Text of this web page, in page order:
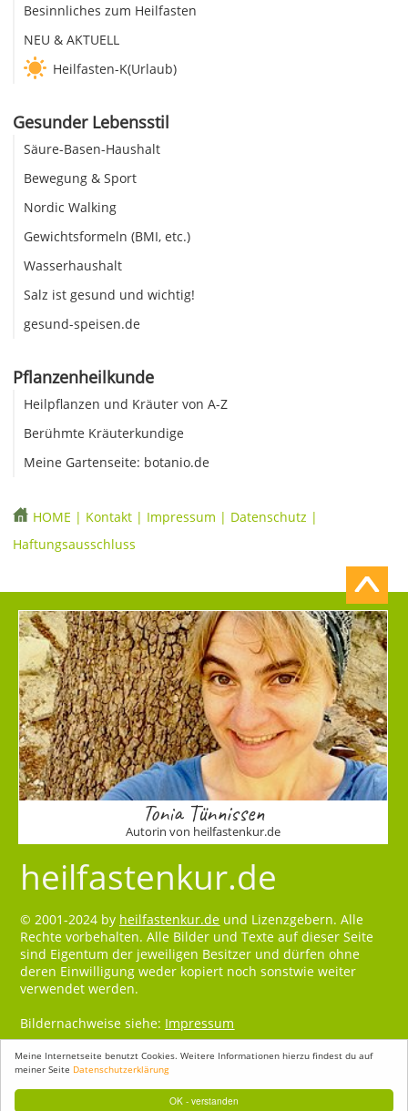
OK - verstanden
Meine Internetseite benutzt Cookies. Weitere Informationen hierzu findest du auf
meiner Seite Datenschutzerklärung
Besinnliches zum Heilfasten
NEU & AKTUELL
Heilfasten-K(Urlaub)
Gesunder Lebensstil
Säure-Basen-Haushalt
Bewegung & Sport
Nordic Walking
Gewichtsformeln (BMI, etc.)
Wasserhaushalt
Salz ist gesund und wichtig!
gesund-speisen.de
Pflanzenheilkunde
Heilpflanzen und Kräuter von A-Z
Berühmte Kräuterkundige
Meine Gartenseite: botanio.de
HOME | Kontakt | Impressum | Datenschutz |
Haftungsausschluss
Tonia Tünnissen
Autorin von heilfastenkur.de
heilfastenkur.de
© 2001-2024 by heilfastenkur.de und Lizenzgebern. Alle
Rechte vorbehalten. Alle Bilder und Texte auf dieser Seite
sind Eigentum der jeweiligen Besitzer und dürfen ohne
deren Einwilligung weder kopiert noch sonstwie weiter
verwendet werden.
Bildernachweise siehe: Impressum